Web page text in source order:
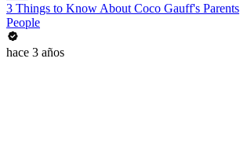
3 Things to Know About Coco Gauff's Parents
People
hace 3 años